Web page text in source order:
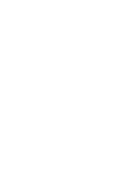
unserer
diese Informationen
Nutzung der
wie zum